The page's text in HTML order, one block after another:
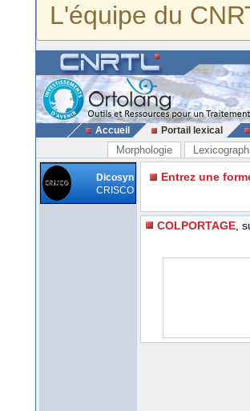
L'équipe du
Accueil Portail lexical
Morphologie
Dicosyn
CRISCO
Entrez une
COLPORTAGE ,